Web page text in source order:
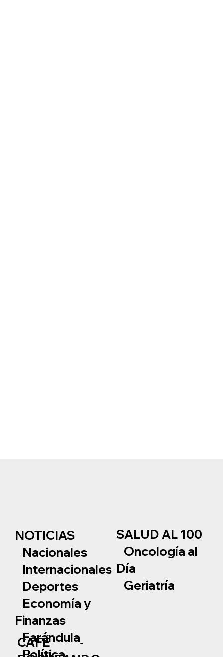
NOTICIAS
Nacionales
Internacionales
Deportes
Economía y
Finanzas
Farándula
Política
SALUD AL 100
Oncología al
Día
Geriatría
CAFÉ